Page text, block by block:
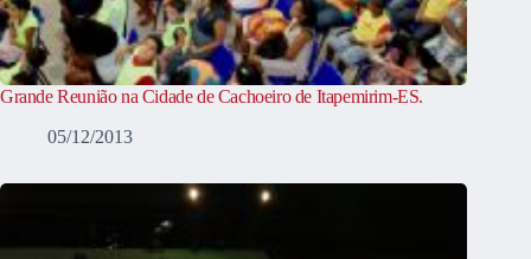
Grande Reunião na Cidade de Cachoeiro de Itapemirim-ES.
05/12/2013